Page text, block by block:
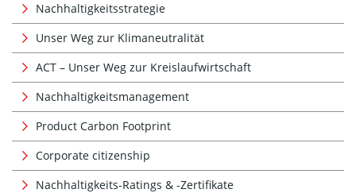
Nachhaltigkeitsstrategie
Unser Weg zur Klimaneutralität
ACT – Unser Weg zur Kreislaufwirtschaft
Nachhaltigkeitsmanagement
Product Carbon Footprint
Corporate citizenship
Nachhaltigkeits-Ratings & -Zertifikate